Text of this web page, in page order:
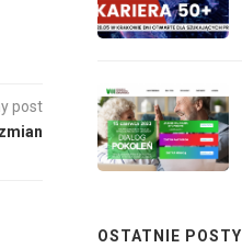
post
OSTATNIE POSTY